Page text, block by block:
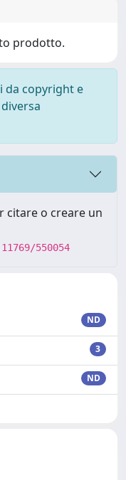
prodotto.
da copyright e
citare o creare un
550054
ND
3
ND